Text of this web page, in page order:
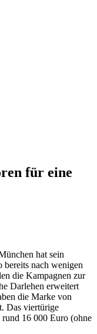
für eine
hat sein
nach wenigen
die Kampagnen zur
Darlehen erweitert
die Marke von
Das viertürige
16 000 Euro (ohne